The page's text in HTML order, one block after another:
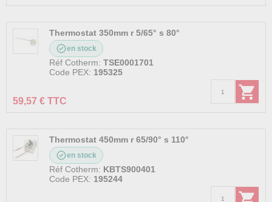
Thermostat 350mm r 5/65° s 80°
en stock
Réf Cotherm: TSE0001701
Code PEX: 195325
59,57 € TTC
Thermostat 450mm r 65/90° s 110°
en stock
Réf Cotherm: KBTS900401
Code PEX: 195244